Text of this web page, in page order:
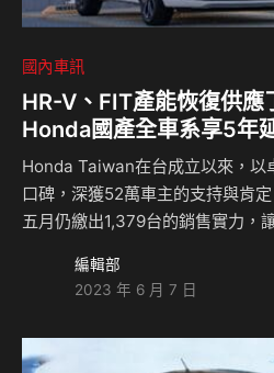
國內車訊
HR-V、FIT產能恢復供
Honda國產全車系享5年
Honda Taiwan在台成立以來，以
口碑，深獲52萬車主的支持與肯
五月仍繳出1,379台的銷售實力，
登國產乘用車品牌第2名殊榮。在
下，Honda Taiwan將持續保持
V、FIT新車供應轉趨穩定 自全新
編輯部
2023 年 6 月 7 日